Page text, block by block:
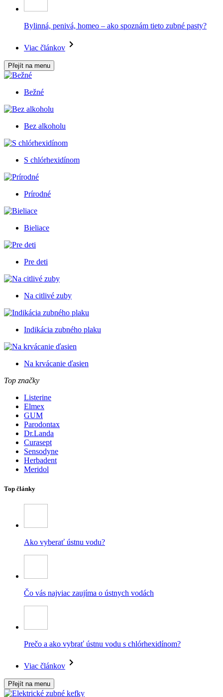
Bylinná, penivá, homeo – ako spoznám tieto zubné pasty?
Viac článkov
Přejít na menu
Bežné
Bez alkoholu
S chlórhexidínom
Prírodné
Bieliace
Pre deti
Na citlivé zuby
Indikácia zubného plaku
Na krvácanie ďasien
Top značky
Listerine
Elmex
GUM
Parodontax
Dr.Landa
Curasept
Sensodyne
Herbadent
Meridol
Top články
Ako vyberať ústnu vodu?
Čo vás najviac zaujíma o ústnych vodách
Prečo a ako vybrať ústnu vodu s chlórhexidínom?
Viac článkov
Přejít na menu